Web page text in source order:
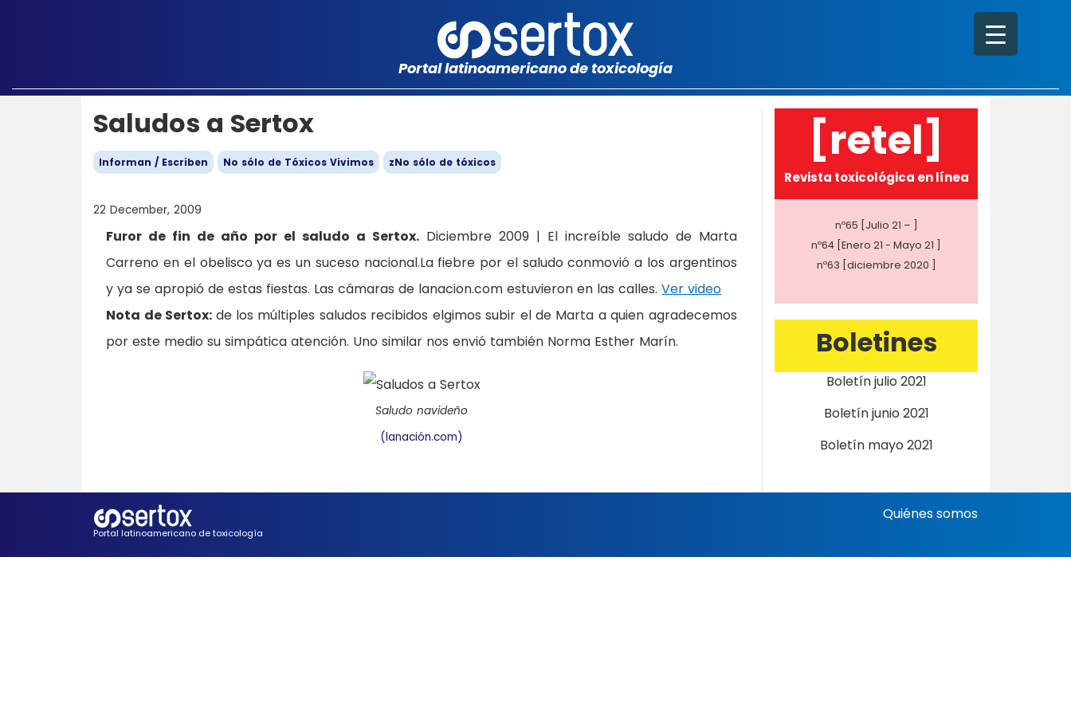
Portal latinoamericano de toxicología
Saludos a Sertox
Informan / Escriben No sólo de Tóxicos Vivimos zNo sólo de tóxicos
22 December, 2009
Furor de fin de año por el saludo a Sertox.Diciembre 2009 | El increíble saludo de Marta
Carreno en el obelisco ya es un suceso nacional.La fiebre por el saludo conmovió a los argentinos
y ya se apropió de estas fiestas. Las cámaras de lanacion.com estuvieron en las calles.Ver video
Nota de Sertox: de los múltiples saludos recibidos elgimos subir el de Marta a quien agradecemos
por este medio su simpática atención. Uno similar nos envió también Norma Esther Marín.
Saludo navideño
(lanación.com)
[retel]
Revista toxicológica en línea
nº65 [Julio 21 – ]
nº64 [Enero 21 - Mayo 21 ]
nº63 [diciembre 2020 ]
Boletines
Boletín julio 2021
Boletín junio 2021
Boletín mayo 2021
Portal latinoamericano de toxicología
Quiénes somos